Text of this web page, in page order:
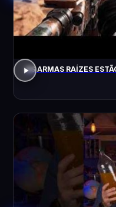
AS ARMAS RAÍZES